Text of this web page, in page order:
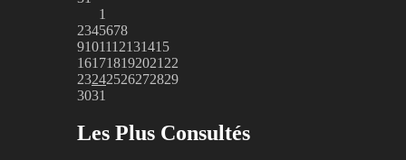
1
2345678
9101112131415
161718192021 22
23242526272829
3031
Les Plus Consultés